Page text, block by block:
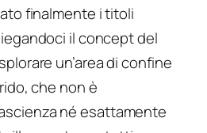
finalmente i titoli
il concept del
un’area di confine
che non è
né esattamente